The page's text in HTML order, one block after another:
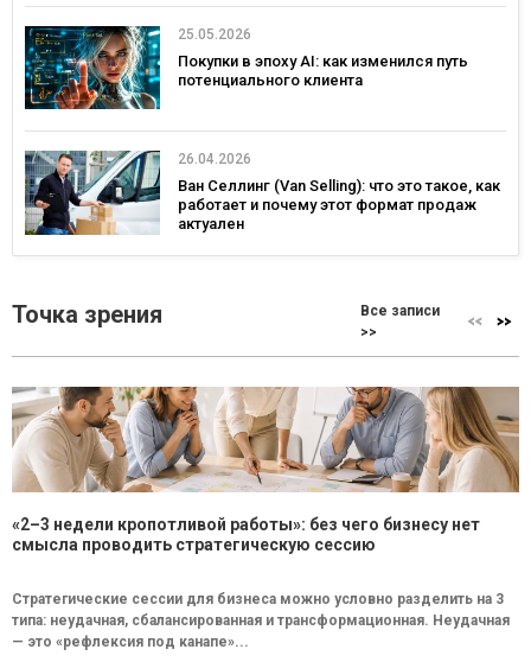
25.05.2026
Покупки в эпоху AI: как изменился путь
потенциального клиента
26.04.2026
Ван Селлинг (Van Selling): что это такое, как
работает и почему этот формат продаж
актуален
Точка зрения
Все записи
>>
«2–3 недели кропотливой работы»: без чего бизнесу нет
смысла проводить стратегическую сессию
Стратегические сессии для бизнеса можно условно разделить на 3
типа: неудачная, сбалансированная и трансформационная. Неудачная
— это «рефлексия под канапе»...